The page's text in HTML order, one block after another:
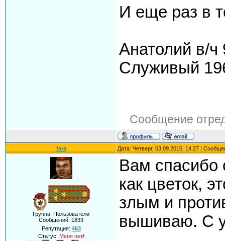
И еще раз в
Анатолий в/ч
Служивый
Сообщение
fara Дата: Четверг, 03.09.2015, 14:27 |
Группа: Пользователи
Сообщений: 1833
Репутация: 463
Статус: Меня нет!
Вам спасибо
как цветок,
злым и
вышиваю. С